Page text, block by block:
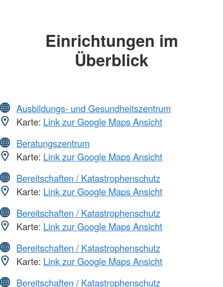
Einrichtungen im
Überblick
Ausbildungs- und Gesundheitszentrum
Karte: Link zur Google Maps Ansicht
Beratungszentrum
Karte: Link zur Google Maps Ansicht
Bereitschaften / Katastrophenschutz
Karte: Link zur Google Maps Ansicht
Bereitschaften / Katastrophenschutz
Karte: Link zur Google Maps Ansicht
Bereitschaften / Katastrophenschutz
Karte: Link zur Google Maps Ansicht
Bereitschaften / Katastrophenschutz